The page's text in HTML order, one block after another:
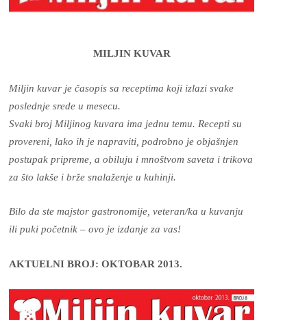
MILJIN KUVAR
Miljin kuvar je časopis sa receptima koji izlazi svake
poslednje srede u mesecu.
Svaki broj Miljinog kuvara ima jednu temu. Recepti su
provereni, lako ih je napraviti, podrobno je objašnjen
postupak pripreme, a obiluju i mnoštvom saveta i trikova
za što lakše i brže snalaženje u kuhinji.
Bilo da ste majstor gastronomije, veteran/ka u kuvanju
ili puki početnik – ovo je izdanje za vas!
AKTUELNI BROJ: OKTOBAR 2013.